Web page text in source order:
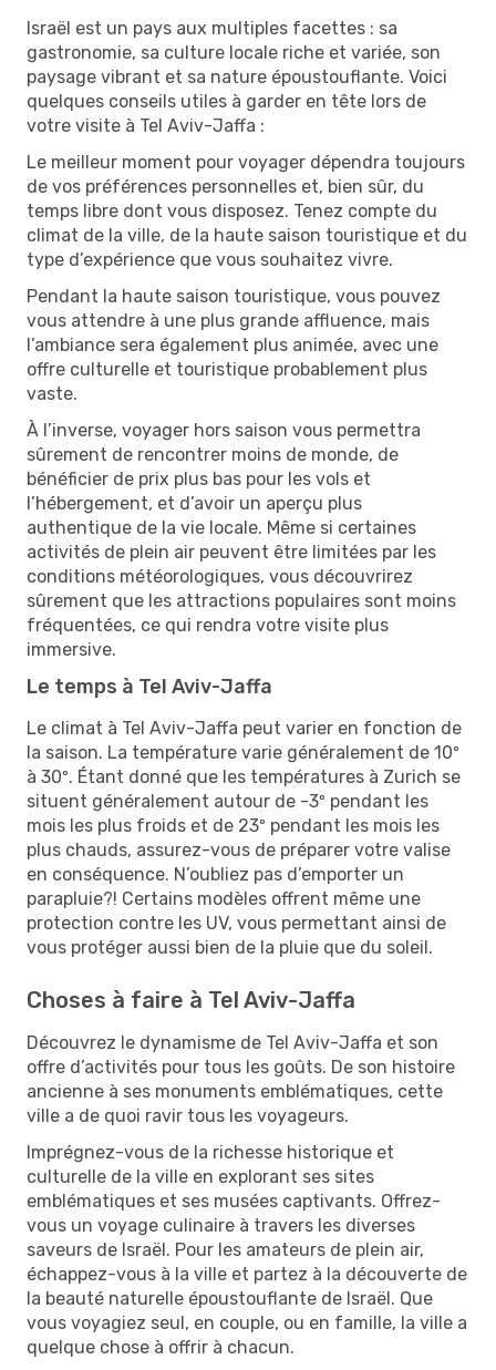
Israël est un pays aux multiples facettes : sa
gastronomie, sa culture locale riche et variée, son
paysage vibrant et sa nature époustouflante. Voici
quelques conseils utiles à garder en tête lors de
votre visite à Tel Aviv-Jaffa :
Le meilleur moment pour voyager dépendra toujours
de vos préférences personnelles et, bien sûr, du
temps libre dont vous disposez. Tenez compte du
climat de la ville, de la haute saison touristique et du
type d’expérience que vous souhaitez vivre.
Pendant la haute saison touristique, vous pouvez
vous attendre à une plus grande affluence, mais
l’ambiance sera également plus animée, avec une
offre culturelle et touristique probablement plus
vaste.
À l’inverse, voyager hors saison vous permettra
sûrement de rencontrer moins de monde, de
bénéficier de prix plus bas pour les vols et
l’hébergement, et d’avoir un aperçu plus
authentique de la vie locale. Même si certaines
activités de plein air peuvent être limitées par les
conditions météorologiques, vous découvrirez
sûrement que les attractions populaires sont moins
fréquentées, ce qui rendra votre visite plus
immersive.
Le temps à Tel Aviv-Jaffa
Le climat à Tel Aviv-Jaffa peut varier en fonction de
la saison. La température varie généralement de 10º
à 30º. Étant donné que les températures à Zurich se
situent généralement autour de -3º pendant les
mois les plus froids et de 23º pendant les mois les
plus chauds, assurez-vous de préparer votre valise
en conséquence. N’oubliez pas d’emporter un
parapluie?! Certains modèles offrent même une
protection contre les UV, vous permettant ainsi de
vous protéger aussi bien de la pluie que du soleil.
Choses à faire à Tel Aviv-Jaffa
Découvrez le dynamisme de Tel Aviv-Jaffa et son
offre d’activités pour tous les goûts. De son histoire
ancienne à ses monuments emblématiques, cette
ville a de quoi ravir tous les voyageurs.
Imprégnez-vous de la richesse historique et
culturelle de la ville en explorant ses sites
emblématiques et ses musées captivants. Offrez-
vous un voyage culinaire à travers les diverses
saveurs de Israël. Pour les amateurs de plein air,
échappez-vous à la ville et partez à la découverte de
la beauté naturelle époustouflante de Israël. Que
vous voyagiez seul, en couple, ou en famille, la ville a
quelque chose à offrir à chacun.